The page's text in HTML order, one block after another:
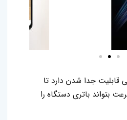
جدا شدن دارد تا
بتواند باتری دستگاه را